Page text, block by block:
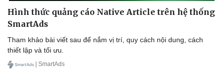
Hình thức quảng cáo Native Article trên hệ thống
SmartAds
Tham khảo bài viết sau để nắm vị trí, quy cách nội dung, cách
thiết lập và tối ưu.
| SmartAds